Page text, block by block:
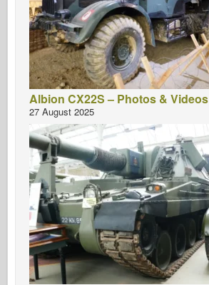
Albion CX22S – Photos & Videos
27 August 2025